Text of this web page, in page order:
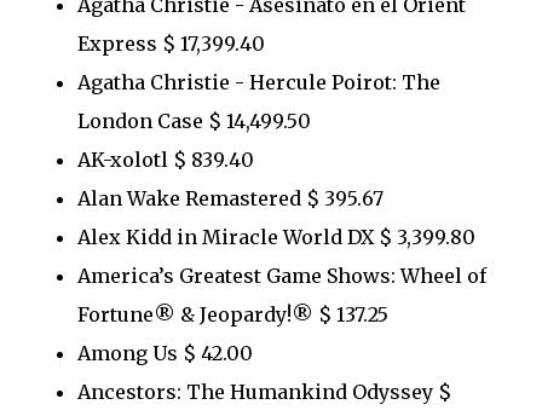
Express $ 17,399.40
Agatha Christie - Hercule Poirot: The
London Case $ 14,499.50
AK-xolotl $ 839.40
Alan Wake Remastered $ 395.67
Alex Kidd in Miracle World DX $ 3,399.80
America’s Greatest Game Shows: Wheel of
Fortune® & Jeopardy!® $ 137.25
Among Us $ 42.00
Ancestors: The Humankind Odyssey $